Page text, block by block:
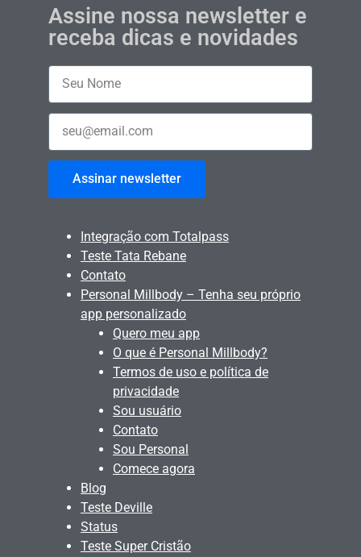
Assine nossa newsletter e
receba dicas e novidades
Assinar newsletter
Integração com Totalpass
Teste Tata Rebane
Contato
Personal Millbody – Tenha seu próprio
app personalizado
Quero meu app
O que é Personal Millbody?
Termos de uso e política de
privacidade
Sou usuário
Contato
Sou Personal
Comece agora
Blog
Teste Deville
Status
Teste Super Cristão